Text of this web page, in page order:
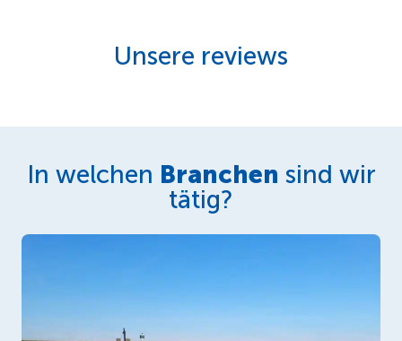
Unsere reviews
In welchen Branchen sind wir
tätig?